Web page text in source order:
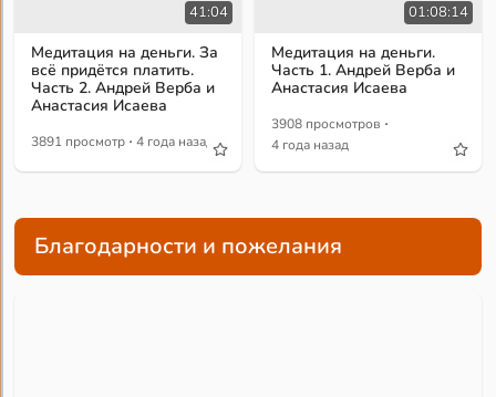
41:04
Медитация на деньги. За
всё придётся платить.
Часть 2. Андрей Верба и
Анастасия Исаева
3891 просмотр · 4 года назад
01:08:14
Медитация на деньги.
Часть 1. Андрей Верба и
Анастасия Исаева
3908 просмотров ·
4 года назад
Благодарности и пожелания